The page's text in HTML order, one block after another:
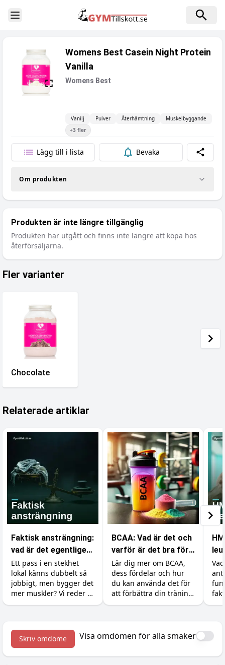
Toggle Sidebar
Womens Best Casein Night Protein
Vanilla
Womens Best
Vanilj Pulver Återhämtning
Muskelbyggande
+3 fler
Lägg till i lista Bevaka Dela
Om produkten
Produkten är inte längre tillgänglig
Produkten har utgått och finns inte längre att köpa hos
återförsäljarna.
Fler varianter
Chocolate
Relaterade artiklar
Faktisk ansträngning:
vad är det egentligen
som räknas i
gymmet?
Ett pass i en stekhet
lokal känns dubbelt så
jobbigt, men bygger det
mer muskler? Vi reder ut
skillnaden mellan att
kroppen en signal att
växa.
BCAA: Vad är det och
varför är det bra för
din träning?
Lär dig mer om BCAA,
dess fördelar och hur
du kan använda det för
att förbättra din träning
och återhämtning.
Skriv omdöme
Visa omdömen för alla smaker